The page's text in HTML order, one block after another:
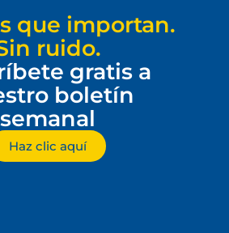
que importan.
ruido.
gratis a
boletín
semanal
Haz clic aquí